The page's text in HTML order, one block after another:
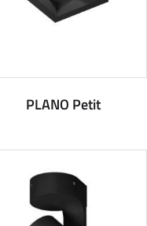
PLANO Petit